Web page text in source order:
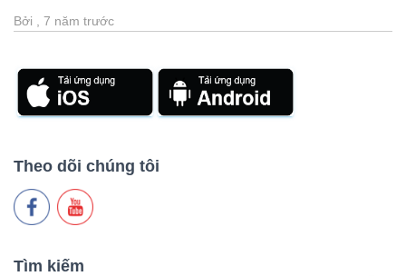
Bởi
7 năm trước
Theo dõi chúng tôi
Tìm kiếm